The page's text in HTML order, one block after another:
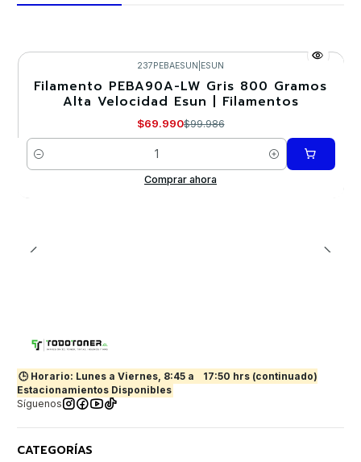
-30%
237PEBAESUN ESUN
Filamento PEBA90A-LW Gris 800 Gramos
Alta Velocidad Esun | Filamentos
$69.990$99.986
Cantidad
Comprar ahora
🕒 Horario: Lunes a Viernes, 8:45 a
17:50 hrs (continuado)
Estacionamientos Disponibles
Síguenos
CATEGORÍAS